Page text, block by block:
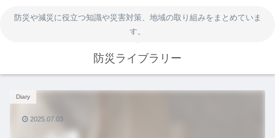
防災や減災に役立つ知識や災害対策、地域の取り組みをまとめていま
す。
防災ライブラリー
Diary
2025.07.03